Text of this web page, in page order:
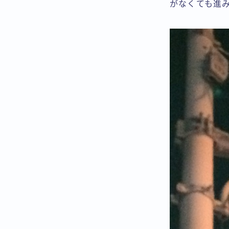
がなくても進